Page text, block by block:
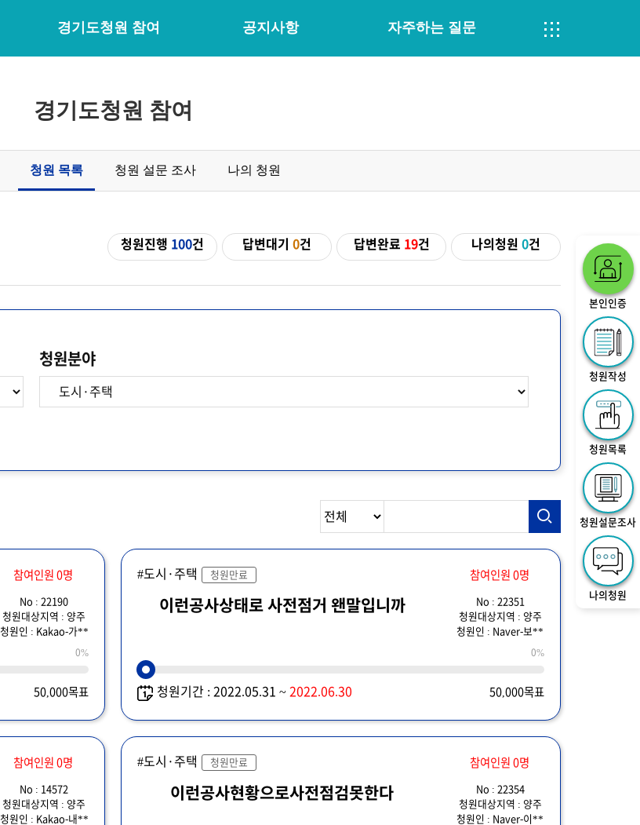
경기도청원 참여 공지사항 자주하는 질문
본인인증
청원작성
청원목록
청원설문조사
나의청원
경기도청원 참여
청원 목록 청원 설문 조사 나의 청원
청원진행 100건 답변대기0건 답변완료 19건 나의청원0건
청원분야
참여인원 0명
No : 22190
청원대상지역 : 양주
청원인 : Kakao-가**
0%
50,000목표
#도시·주택 청원만료 참여인원 0명
이런공사상태로 사전점거 왠말입니까
No : 22351
청원대상지역 : 양주
청원인 : Naver-보**
0%
청원기간 : 2022.05.31 ~ 2022.06.30 50,000목표
참여인원 0명
No : 14572
청원대상지역 : 양주
청원인 : Kakao-내**
#도시·주택 청원만료 참여인원 0명
이런공사현황으로사전점검못한다
No : 22354
청원대상지역 : 양주
청원인 : Naver-이**